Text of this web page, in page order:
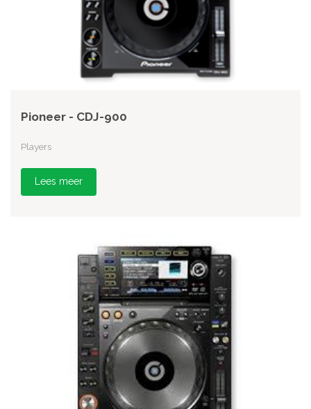
Pioneer - CDJ-900
Players
Lees meer